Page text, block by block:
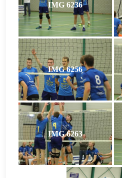
IMG 6236
IMG 6256
IMG 6263